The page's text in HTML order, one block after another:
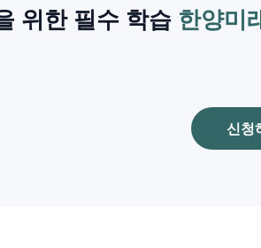
위한 필수 학습 한양미
신청